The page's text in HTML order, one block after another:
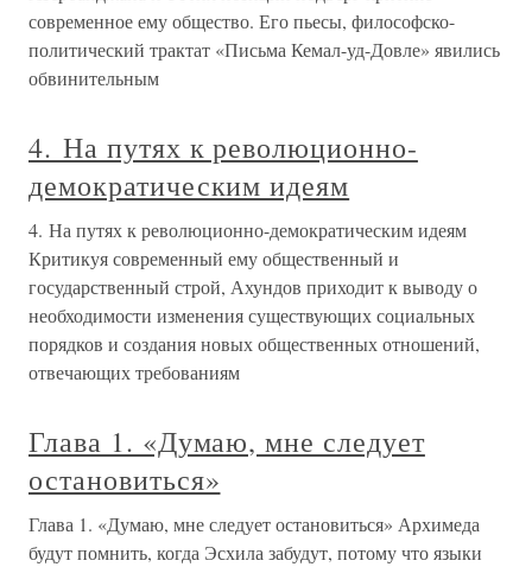
современное ему общество. Его пьесы, философско-
политический трактат «Письма Кемал-уд-Довле» явились
обвинительным
4. На путях к революционно-
демократическим идеям
4. На путях к революционно-демократическим идеям
Критикуя современный ему общественный и
государственный строй, Ахундов приходит к выводу о
необходимости изменения существующих социальных
порядков и создания новых общественных отношений,
отвечающих требованиям
Глава 1. «Думаю, мне следует
остановиться»
Глава 1. «Думаю, мне следует остановиться» Архимеда
будут помнить, когда Эсхила забудут, потому что языки